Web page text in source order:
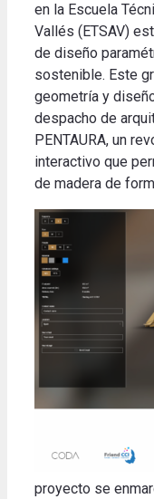
en la Escuela
Vallés (ETSAV)
de diseño
sostenible. Este
geometría y
despacho de
PENTAURA, un
interactivo que
de madera de
proyecto se